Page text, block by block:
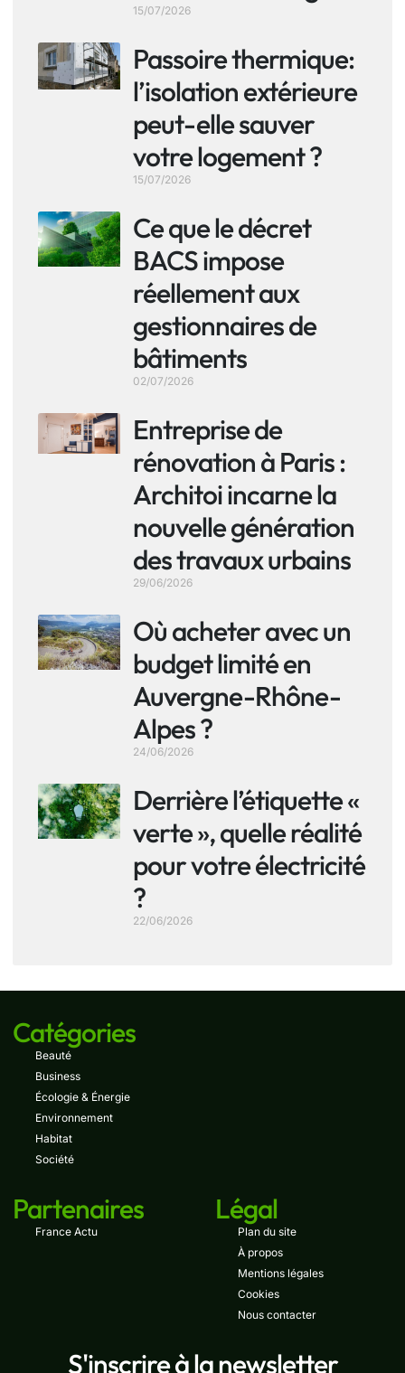
15/07/2026
Passoire thermique:
l’isolation extérieure
peut-elle sauver
votre logement ?
15/07/2026
Ce que le décret
BACS impose
réellement aux
gestionnaires de
bâtiments
02/07/2026
Entreprise de
rénovation à Paris :
Architoi incarne la
nouvelle génération
des travaux urbains
29/06/2026
Où acheter avec un
budget limité en
Auvergne-Rhône-
Alpes ?
24/06/2026
Derrière l’étiquette «
verte », quelle réalité
pour votre électricité
?
22/06/2026
Catégories
Beauté
Business
Écologie & Énergie
Environnement
Habitat
Société
Partenaires
France Actu
Légal
Plan du site
À propos
Mentions légales
Cookies
Nous contacter
S'inscrire à la newsletter